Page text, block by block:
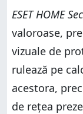
ESET HOME
valoroase,
vizuale de
rulează pe
acestora,
de rețea